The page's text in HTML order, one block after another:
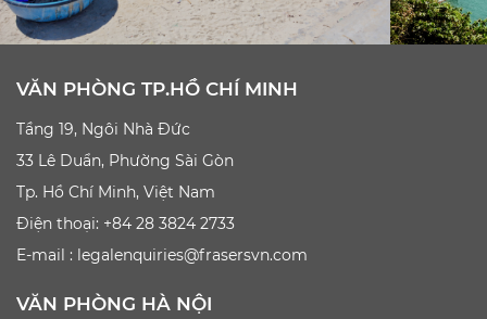
VĂN PHÒNG TP.HỒ CHÍ MINH
Tầng 19, Ngôi Nhà Đức
33 Lê Duẩn, Phường Sài Gòn
Tp. Hồ Chí Minh, Việt Nam
Điện thoại: +84 28 3824 2733
E-mail : legalenquiries@frasersvn.com
VĂN PHÒNG HÀ NỘI